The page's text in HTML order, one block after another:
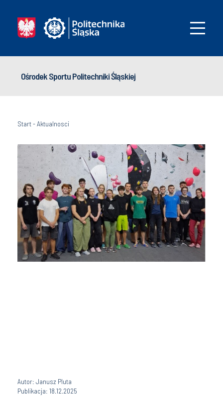
Ośrodek Sportu Politechniki Śląskiej
Start-Aktualnosci
Autor: Janusz Pluta
Publikacja: 18.12.2025